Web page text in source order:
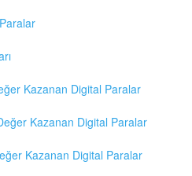
Kazanan Digital Paralar
Kazanan Digital Paralar
Kazanan Digital Paralar